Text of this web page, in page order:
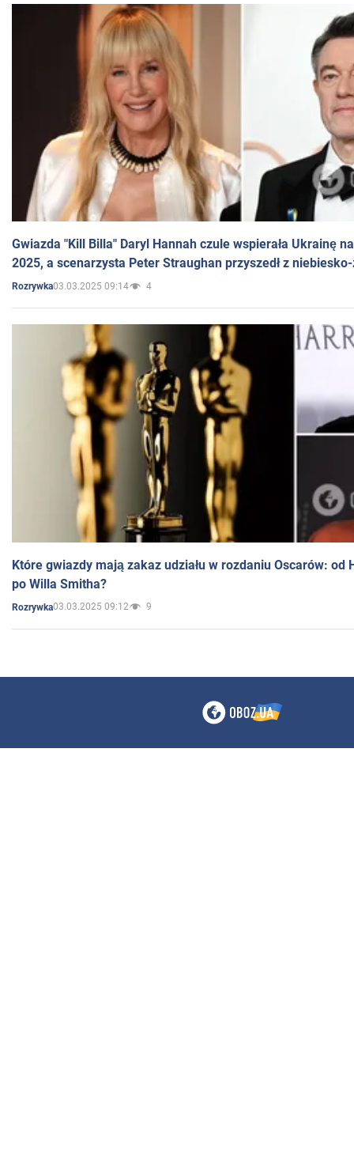
Gwiazda "Kill Billa" Daryl Hannah czule wspierała Ukrainę
2025, a scenarzysta Peter Straughan przyszedł z
Rozrywka03.03.2025 09:14 4
Które gwiazdy mają zakaz udziału w rozdaniu Oscarów: od
po Willa Smitha?
Rozrywka03.03.2025 09:12 9